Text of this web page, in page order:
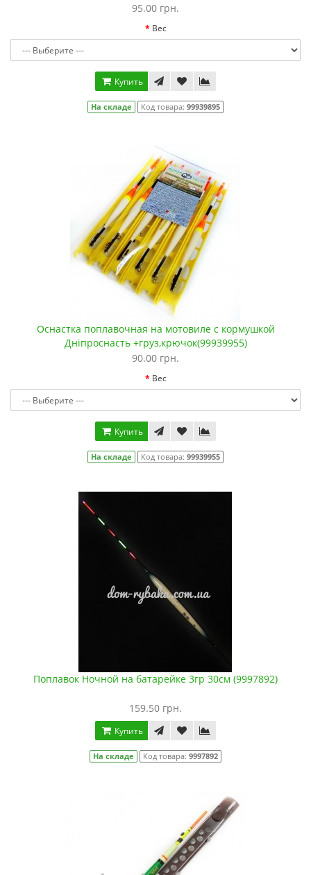
95.00 грн.
Вес
Купить
На складе Код товара: 99939895
Оснастка поплавочная на мотовиле с кормушкой
Дніпроснасть +груз,крючок(99939955)
90.00 грн.
Вес
Купить
На складе Код товара: 99939955
Поплавок Ночной на батарейке 3гр 30см (9997892)
159.50 грн.
Купить
На складе Код товара: 9997892